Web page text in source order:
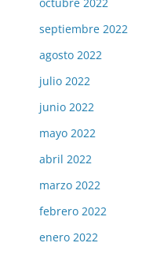
septiembre 2022
agosto 2022
julio 2022
junio 2022
mayo 2022
abril 2022
marzo 2022
febrero 2022
enero 2022